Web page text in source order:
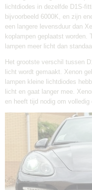
lichtdiodes in dezelfde D1S-
bijvoorbeeld 6000K, en zijn
een langere levensduur dan
koplampen geplaatst worden.
lampen meer licht dan
Het grootste verschil tussen
licht wordt gemaakt. Xenon
lampen kleine lichtdiodes
licht en gaat langer mee.
en heeft tijd nodig om